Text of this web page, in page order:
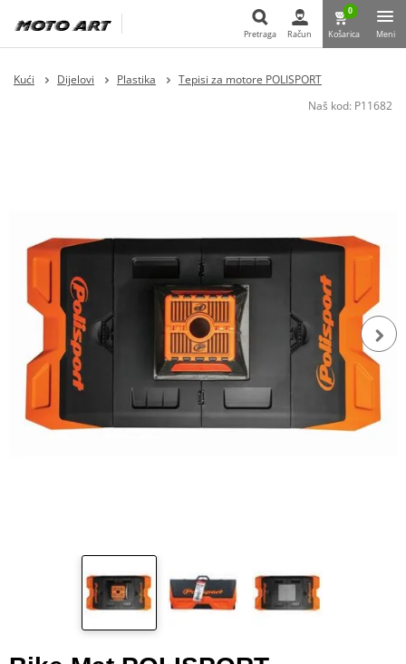
Pretraga Račun
0
Košarica Meni
Kući Dijelovi Plastika
Tepisi za motore POLISPORT
Naš kod: P11682